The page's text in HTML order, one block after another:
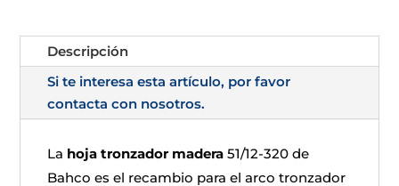
Descripción
Si te interesa esta artículo, por favor
contacta con nosotros.
La hoja tronzador madera 51/12-320 de
Bahco es el recambio para el arco tronzador